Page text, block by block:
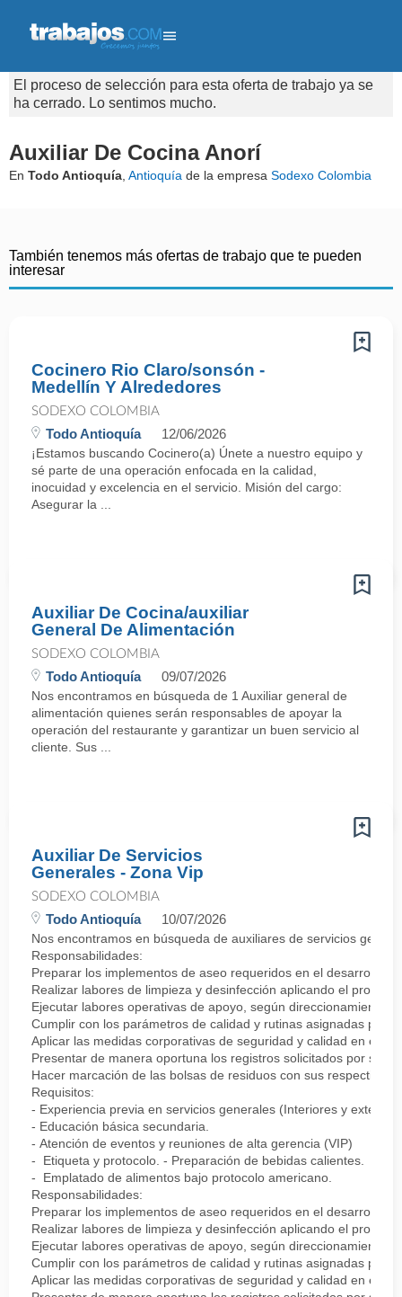
El proceso de selección para esta oferta de trabajo ya se
ha cerrado. Lo sentimos mucho.
Auxiliar De Cocina Anorí
En Todo Antioquía Antioquía de la empresa Sodexo Colombia
También tenemos más ofertas de trabajo que te pueden
interesar
Cocinero Rio Claro/sonsón -
Medellín Y Alrededores
SODEXO COLOMBIA
Todo Antioquía 12/06/2026
¡Estamos buscando Cocinero(a) Únete a nuestro equipo y
sé parte de una operación enfocada en la calidad,
inocuidad y excelencia en el servicio. Misión del cargo:
Asegurar la ...
Auxiliar De Cocina/auxiliar
General De Alimentación
SODEXO COLOMBIA
Todo Antioquía 09/07/2026
Nos encontramos en búsqueda de 1 Auxiliar general de
alimentación quienes serán responsables de apoyar la
operación del restaurante y garantizar un buen servicio al
cliente. Sus ...
Auxiliar De Servicios
Generales - Zona Vip
SODEXO COLOMBIA
Todo Antioquía 10/07/2026
Nos encontramos en búsqueda de auxiliares de servicios
Responsabilidades:
Preparar los implementos de aseo requeridos en el desarrollo
Realizar labores de limpieza y desinfección aplicando el
Ejecutar labores operativas de apoyo, según direccionamiento
Cumplir con los parámetros de calidad y rutinas asignadas para
Aplicar las medidas corporativas de seguridad y calidad en el
Presentar de manera oportuna los registros solicitados por su
Hacer marcación de las bolsas de residuos con sus respectivos
Requisitos:
- Experiencia previa en servicios generales (Interiores y
- Educación básica secundaria.
- Atención de eventos y reuniones de alta gerencia (VIP)
- Etiqueta y protocolo. - Preparación de bebidas calientes.
- Emplatado de alimentos bajo protocolo americano.
Responsabilidades:
Preparar los implementos de aseo requeridos en el desarrollo
Realizar labores de limpieza y desinfección aplicando el
Ejecutar labores operativas de apoyo, según direccionamiento
Cumplir con los parámetros de calidad y rutinas asignadas para
Aplicar las medidas corporativas de seguridad y calidad en el